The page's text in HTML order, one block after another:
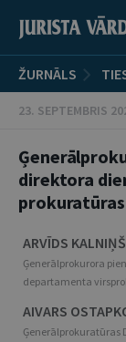
ŽURNĀLS
23. SEPTEMBRIS
direktora
ARVĪDS KALNIŅŠ
Ģenerālprokurora
departamenta
AIVARS
Ģenerālprokuratūras